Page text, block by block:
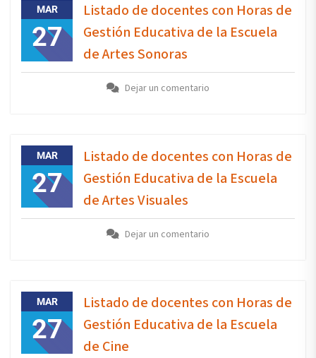
MAR
27
Listado de docentes con Horas de
Gestión Educativa de la Escuela
de Artes Sonoras
Dejar un comentario
MAR
27
Listado de docentes con Horas de
Gestión Educativa de la Escuela
de Artes Visuales
Dejar un comentario
MAR
27
Listado de docentes con Horas de
Gestión Educativa de la Escuela
de Cine